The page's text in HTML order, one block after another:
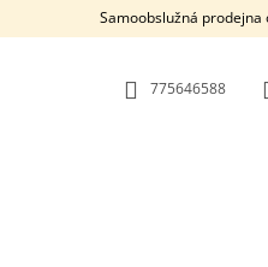
Samoobslužná prodejna
775646588
O